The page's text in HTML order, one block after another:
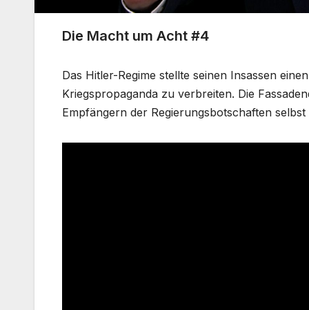
Die Macht um Acht #4
Das Hitler-Regime stellte seinen Insassen
Kriegspropaganda zu verbreiten. Die
Empfängern der Regierungsbotschaften